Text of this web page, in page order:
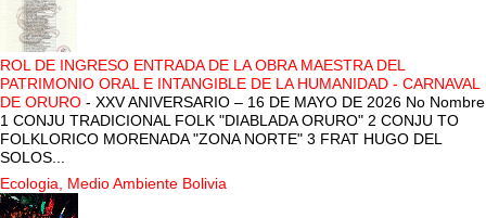
ROL DE INGRESO ENTRADA DE LA OBRA MAESTRA DEL
PATRIMONIO ORAL E INTANGIBLE DE LA HUMANIDAD - CARNAVAL
DE ORURO - XXV ANIVERSARIO – 16 DE MAYO DE 2026 No Nombre
1 CONJU TRADICIONAL FOLK "DIABLADA ORURO" 2 CONJU TO
FOLKLORICO MORENADA "ZONA NORTE" 3 FRAT HUGO DEL
SOLOS...
Ecologia, Medio Ambiente Bolivia